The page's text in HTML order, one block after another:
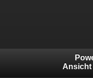
Ansicht